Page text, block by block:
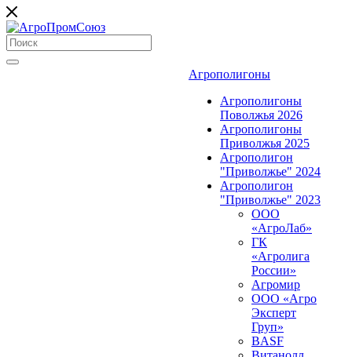
Агрополигоны
Агрополигоны
Поволжья 2026
Агрополигоны
Приволжья 2025
Агрополигон
"Приволжье" 2024
Агрополигон
"Приволжье" 2023
ООО
«АгроЛаб»
ГК
«Агролига
России»
Агромир
ООО «Агро
Эксперт
Груп»
BASF